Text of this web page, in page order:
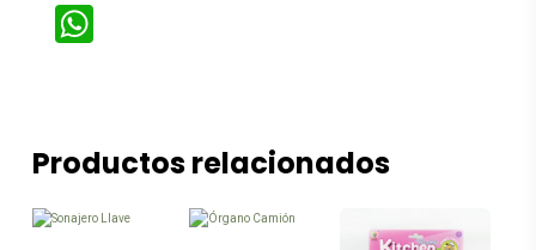
WhatsApp
Productos relacionados